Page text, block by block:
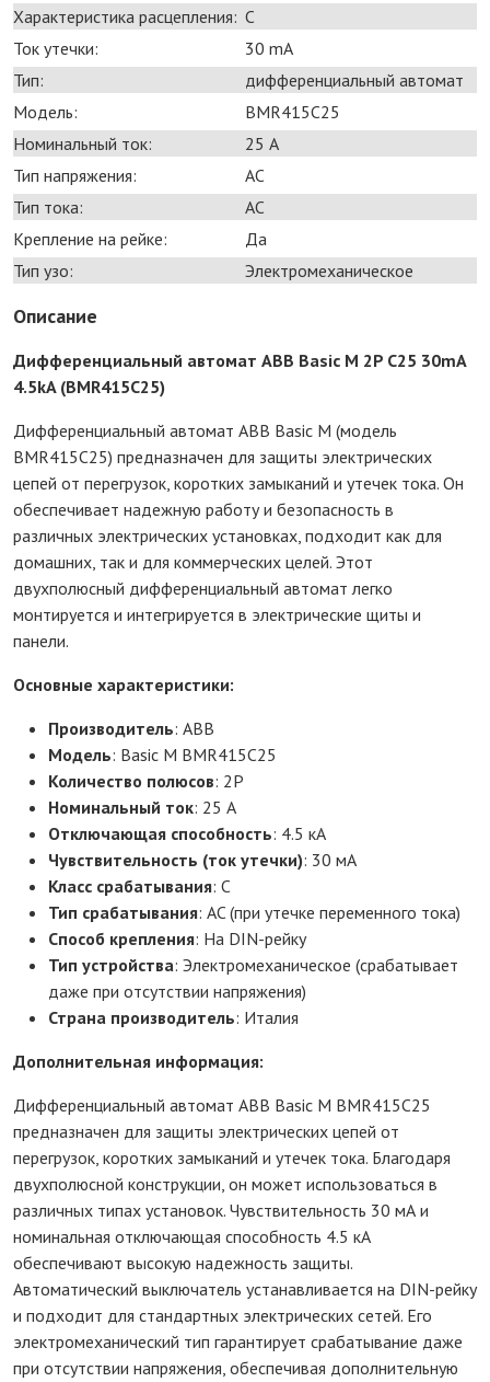
Характеристика расцепления: C
Ток утечки:
30 mA
Тип:
дифференциальный автомат
Модель:
BMR415C25
Номинальный ток:
25 А
Тип напряжения:
AC
Тип тока:
AC
Крепление на рейке:
Да
Тип узо:
Электромеханическое
Описание
Дифференциальный автомат ABB Basic M 2P C25 30mA
4.5kA (BMR415C25)
Дифференциальный автомат ABB Basic M (модель
BMR415C25) предназначен для защиты электрических
цепей от перегрузок, коротких замыканий и утечек тока. Он
обеспечивает надежную работу и безопасность в
различных электрических установках, подходит как для
домашних, так и для коммерческих целей. Этот
двухполюсный дифференциальный автомат легко
монтируется и интегрируется в электрические щиты и
панели.
Основные характеристики:
Производитель: ABB
Модель: Basic M BMR415C25
Количество полюсов: 2P
Номинальный ток: 25 А
Отключающая способность: 4.5 кА
Чувствительность (ток утечки): 30 мА
Класс срабатывания: C
Тип срабатывания: AC (при утечке переменного тока)
Способ крепления: На DIN-рейку
Тип устройства: Электромеханическое (срабатывает
даже при отсутствии напряжения)
Страна производитель: Италия
Дополнительная информация:
Дифференциальный автомат ABB Basic M BMR415C25
предназначен для защиты электрических цепей от
перегрузок, коротких замыканий и утечек тока. Благодаря
двухполюсной конструкции, он может использоваться в
различных типах установок. Чувствительность 30 мА и
номинальная отключающая способность 4.5 кА
обеспечивают высокую надежность защиты.
Автоматический выключатель устанавливается на DIN-рейку
и подходит для стандартных электрических сетей. Его
электромеханический тип гарантирует срабатывание даже
при отсутствии напряжения, обеспечивая дополнительную